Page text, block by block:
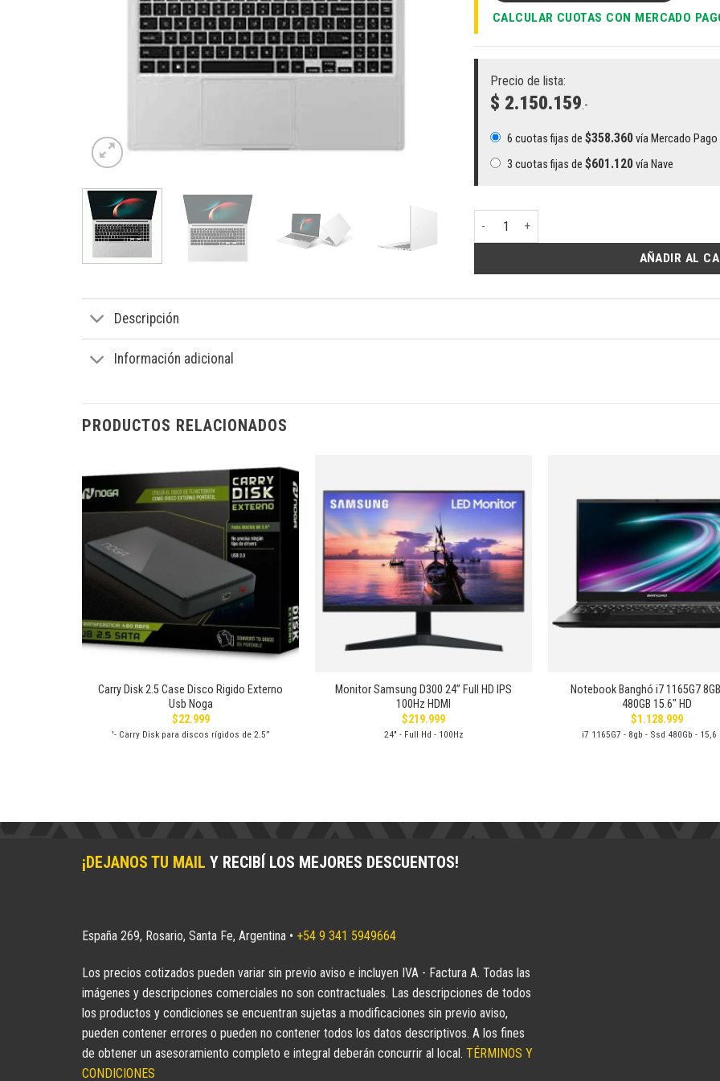
CALCULAR CUOTAS CON MERCADO
Precio de lista:
$ 2.150.159.-
6 cuotas fijas de $358.360vía Mercado Pago
3 cuotas fijas de $601.120vía Nave
Notebook Samsung Galaxy Book4 NP750XGK-
AÑADIR AL
Descripción
Información adicional
PRODUCTOS RELACIONADOS
Añadir
a la
lista de
deseos
Carry Disk 2.5 Case Disco Rigido Externo
Usb Noga
$22.999
'- Carry Disk para discos rígidos de 2.5”
Añadir
a la
deseos
Monitor Samsung D300 24” Full HD IPS
100Hz HDMI
$219.999
24" - Full Hd - 100Hz
Notebook Banghó i7 1165G7
480GB 15.6″ HD
$1.128.999
i7 1165G7 - 8gb - Ssd 480Gb - 15,6
¡DEJANOS TU MAIL Y RECIBÍ LOS MEJORES DESCUENTOS!
España 269, Rosario, Santa Fe, Argentina • +54 9 341 5949664
Los precios cotizados pueden variar sin previo aviso e incluyen IVA - Factura A. Todas las
imágenes y descripciones comerciales no son contractuales. Las descripciones de todos
los productos y condiciones se encuentran sujetas a modificaciones sin previo aviso,
pueden contener errores o pueden no contener todos los datos descriptivos. A los fines
de obtener un asesoramiento completo e integral deberán concurrir al local. TÉRMINOS Y
CONDICIONES